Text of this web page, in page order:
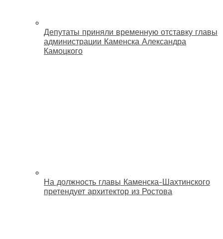
Депутаты приняли временную отставку главы
администрации Каменска Александра
Камоцкого
На должность главы Каменска-Шахтинского
претендует архитектор из Ростова